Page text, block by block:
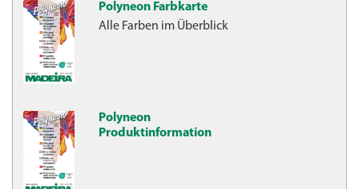
Polyneon Farbkarte
Alle Farben im Überblick
Polyneon
Produktinformation